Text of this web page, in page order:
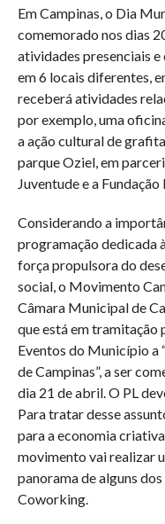
Em Campinas, o Dia
comemorado nos dias
atividades presenciais
em 6 locais diferentes,
receberá atividades
por exemplo, uma
a ação cultural de
parque Oziel, em
Juventude e a
Considerando a
programação dedicada
força propulsora do
social, o Movimento
Câmara Municipal de
que está em tramitação
Eventos do Município a
de Campinas”, a ser
dia 21 de abril. O PL
Para tratar desse
para a economia
movimento vai realizar
panorama de alguns
Coworking.